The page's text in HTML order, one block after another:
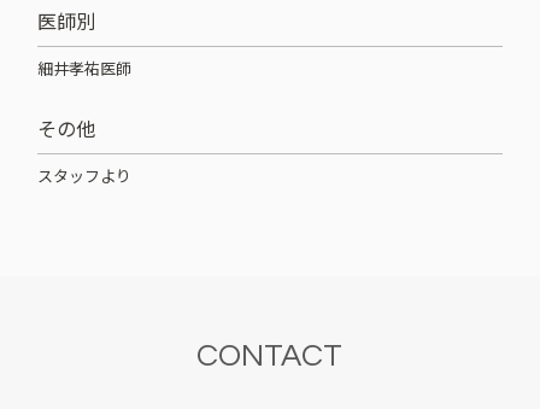
医師別
細井孝祐医師
その他
スタッフより
CONTACT